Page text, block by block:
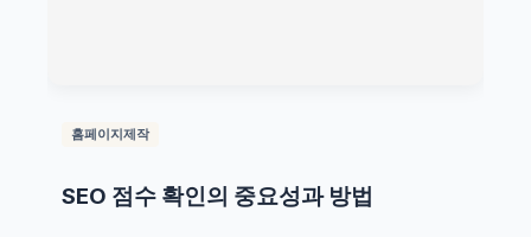
홈페이지제작
SEO 점수 확인의 중요성과 방법